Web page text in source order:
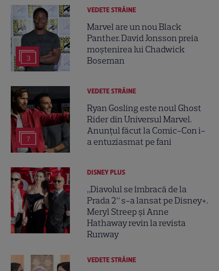
3
VEDETE STRĂINE
Marvel are un nou Black
Panther. David Jonsson preia
moștenirea lui Chadwick
Boseman
7
VEDETE STRĂINE
Ryan Gosling este noul Ghost
Rider din Universul Marvel.
Anunțul făcut la Comic-Con i-
a entuziasmat pe fani
DISNEY PLUS
„Diavolul se îmbracă de la
Prada 2” s-a lansat pe Disney+.
Meryl Streep și Anne
Hathaway revin la revista
Runway
VEDETE STRĂINE